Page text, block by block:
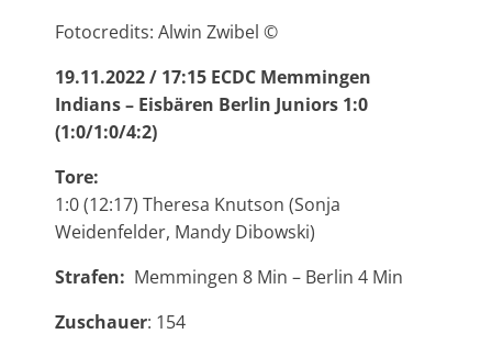
Fotocredits: Alwin Zwibel ©
19.11.2022 / 17:15 ECDC Memmingen
Indians – Eisbären Berlin Juniors 1:0
(1:0/1:0/4:2)
Tore:
1:0 (12:17) Theresa Knutson (Sonja
Weidenfelder, Mandy Dibowski)
Strafen: Memmingen 8 Min – Berlin 4 Min
Zuschauer: 154